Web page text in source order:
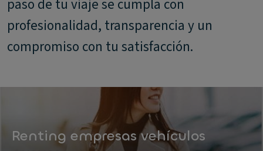
paso de tu viaje se cumpla con
profesionalidad, transparencia y un
compromiso con tu satisfacción.
Renting empresas vehículos